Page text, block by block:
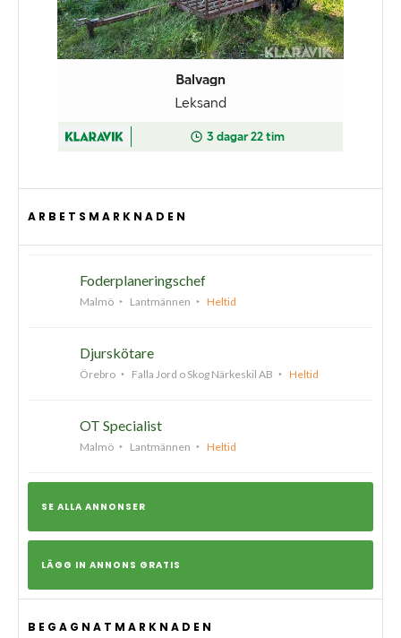
ARBETSMARKNADEN
Foderplaneringschef
Malmö Lantmännen Heltid
Djurskötare
Örebro Falla Jord o Skog Närkeskil AB Heltid
OT Specialist
Malmö Lantmännen Heltid
SE ALLA ANNONSER
LÄGG IN ANNONS GRATIS
BEGAGNATMARKNADEN